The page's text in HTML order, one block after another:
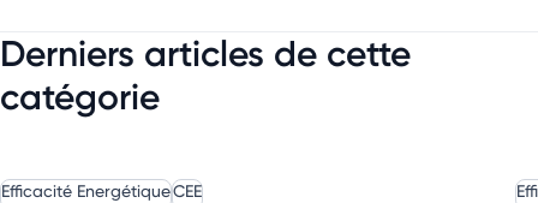
Derniers articles de cette
catégorie
Efficacité EnergétiqueCEE